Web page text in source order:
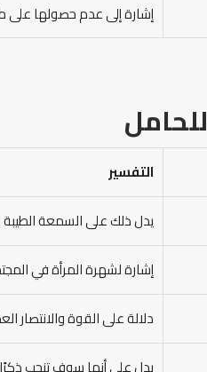
إشارة إلى عدم حصولها على
للحامل
التفسير
يدل ذلك على السمعة الطيبة
إشارة لشهرة المرأة في
دلالة على القوة والانتصار